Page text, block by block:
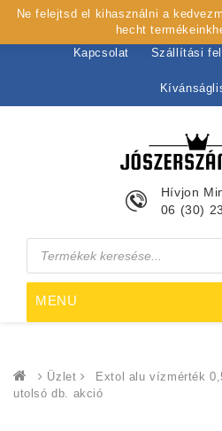
Kezdőlap Rólunk
Kapcsolat Szállítási
Hívjon
06 (30)
Products
search
MENU
Üzlet
Extol alu vízmérték
utolsó db. akció
Ne felejtsd el kihasználni a
hecht